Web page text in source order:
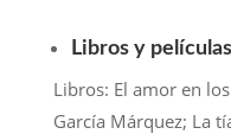
Libros y
Libros: El amor en
García Márquez; La